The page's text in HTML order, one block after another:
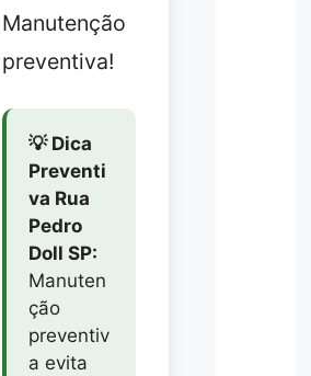
Manutenção
preventiva!
💡 Dica
Preventi
va Rua
Pedro
Doll SP:
Manuten
ção
preventiv
a evita